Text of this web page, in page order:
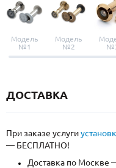
Модель
№1
Модель
№2
ДОСТАВКА
При заказе услуги
— БЕСПЛАТНО!
Доставка по Москве